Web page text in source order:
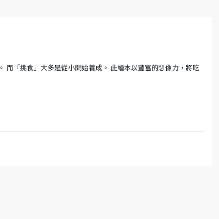
而「挑食」大多是從小開始養成。 此繪本以豐富的想像力，將吃